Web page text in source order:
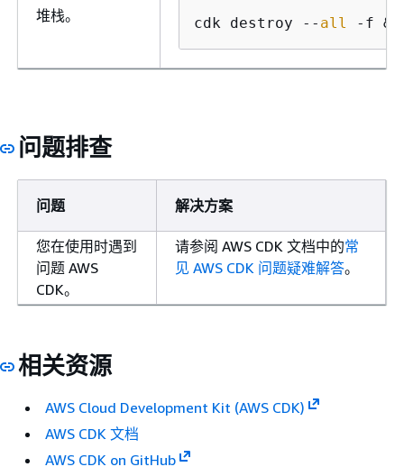
堆栈。
cdk destroy -- all -f
问题排查
问题 解决方案
您在使用时遇到
问题 AWS
CDK。
请参阅 AWS CDK 文档中的常
见 AWS CDK 问题疑难解答。
相关资源
AWS Cloud Development Kit (AWS CDK)
AWS CDK 文档
AWS CDK on GitHub